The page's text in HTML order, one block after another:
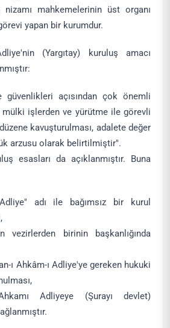
mahkemelerinin üst organı
yapan bir kurumdur.
(Yargıtay) kuruluş amacı
güvenlikleri açısından çok önemli
işlerden ve yürütme ile görevli
kavuşturulması, adalete değer
arzusu olarak belirtilmiştir".
esasları da açıklanmıştır. Buna
adı ile bağımsız bir kurul
vezirlerden birinin başkanlığında
ı Ahkâm-ı Adliye'ye gereken hukuki
Adliyeye (Şurayı devlet)